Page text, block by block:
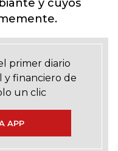
y cuyos
primer diario
y financiero de
un clic
APP